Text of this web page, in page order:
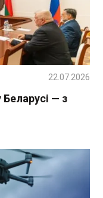
— з
22.07.2026